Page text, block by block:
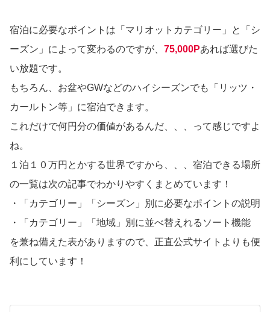
宿泊に必要なポイントは「マリオットカテゴリー」と「シ
ーズン」によって変わるのですが、 75,000Pあれば選びた
い放題です。
もちろん、お盆やGWなどのハイシーズンでも「リッツ・
カールトン等」に宿泊できます。
これだけで何円分の価値があるんだ、、、って感じですよ
ね。
１泊１０万円とかする世界ですから、、、宿泊できる場所
の一覧は次の記事でわかりやすくまとめています！
・「カテゴリー」「シーズン」別に必要なポイントの説明
・「カテゴリー」「地域」別に並べ替えれるソート機能
を兼ね備えた表がありますので、正直公式サイトよりも便
利にしています！